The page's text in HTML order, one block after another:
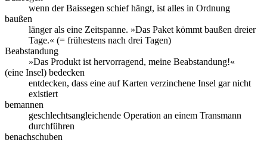
wenn der Baissegen schief hängt, ist alles in Ordnung
baußen
länger als eine Zeitspanne. »Das Paket kömmt baußen dreier
Tage.« (= frühestens nach drei Tagen)
Beabstandung
»Das Produkt ist hervorragend, meine Beabstandung!«
(eine Insel) bedecken
entdecken, dass eine auf Karten verzinchene Insel gar nicht
existiert
bemannen
geschlechtsangleichende Operation an einem Transmann
durchführen
benachschuben